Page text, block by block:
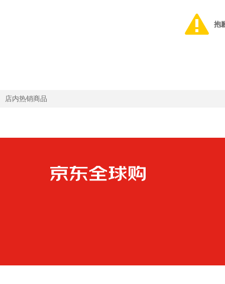
抱
店内热销商品